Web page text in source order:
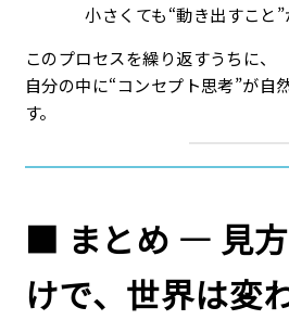
小さくても“動き出すこと”
このプロセスを繰り返すうちに、
自分の中に“コンセプト思考”が自
す。
■ まとめ ― 見
けで、世界は変